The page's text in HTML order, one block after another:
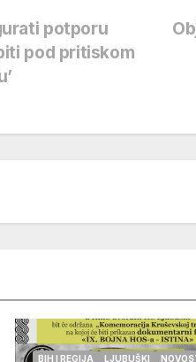
potporu
pod pritiskom
BIH I REGIJA LJUBUŠKI